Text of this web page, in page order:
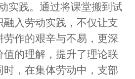
实践。通过将课堂搬到试
入劳动实践，不仅让支
作的艰辛与不易，更深
的理解，提升了理论联
时，在集体劳动中，支部